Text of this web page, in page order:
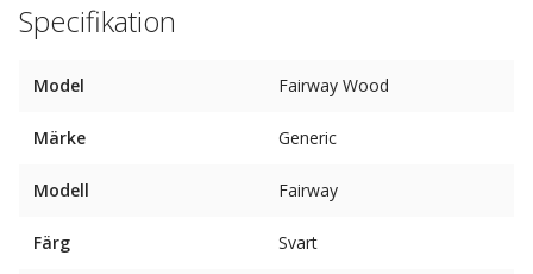
Specifikation
Model Fairway Wood
Märke Generic
Modell Fairway
Färg Svart